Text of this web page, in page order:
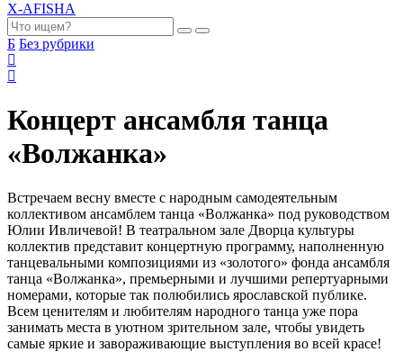
X-AFISHA
Б Без рубрики
Концерт ансамбля танца
«Волжанка»
Встречаем весну вместе с народным самодеятельным
коллективом ансамблем танца «Волжанка» под руководством
Юлии Ивличевой! В театральном зале Дворца культуры
коллектив представит концертную программу, наполненную
танцевальными композициями из «золотого» фонда ансамбля
танца «Волжанка», премьерными и лучшими репертуарными
номерами, которые так полюбились ярославской публике.
Всем ценителям и любителям народного танца уже пора
занимать места в уютном зрительном зале, чтобы увидеть
самые яркие и завораживающие выступления во всей красе!